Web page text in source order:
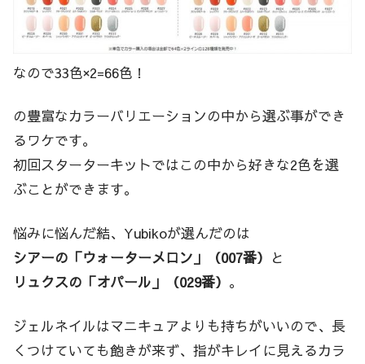
なので33色×2=66色！
の豊富なカラーバリエーションの中から選ぶ事ができ
るワケです。
初回スターターキットではこの中から好きな2色を選
ぶことができます。
悩みに悩んだ結、Yubikoが選んだのは
シアーの「ウォーターメロン」（007番） と
リュクスの「オパール」（029番） 。
ジェルネイルはマニキュアよりも持ちがいいので、長
くつけていても飽きが来ず、指がキレイに見えるカラ